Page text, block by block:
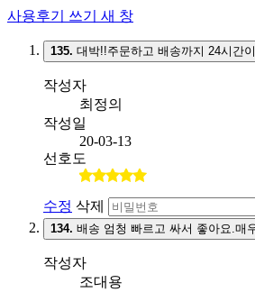
사용후기 쓰기 새 창
135. 대박!!주문하고 배송까지 24시간
작성자
최정의
작성일
20-03-13
선호도
수정 삭제
134. 배송 엄청 빠르고 싸서 좋아요.매
작성자
조대용